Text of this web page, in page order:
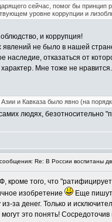
сейчас, помог бы принцип
уровне коррупции и
и коррупция!
явлений не было в нашей
наследие, отказаться от
Мне тоже не
и Кавказа было явно (на
людях, безотносительно
Re: В России воспитаны
кроме того, что
изобретение
Еще
за денег. Только и
это понять!